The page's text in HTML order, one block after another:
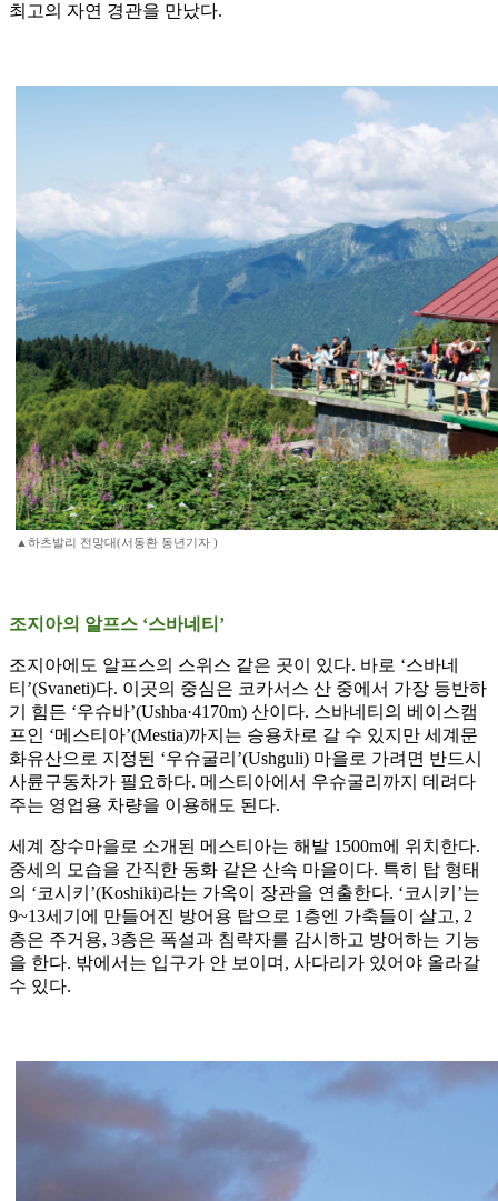
최고의 자연 경관을 만났다.
▲하츠발리 전망대(서동환 동년기자 )
조지아의 알프스 ‘스바네티’
조지아에도 알프스의 스위스 같은 곳이 있다. 바로 ‘스바네
티’(Svaneti)다. 이곳의 중심은 코카서스 산 중에서 가장 등반하
기 힘든 ‘우슈바’(Ushba·4170m) 산이다. 스바네티의 베이스캠
프인 ‘메스티아’(Mestia)까지는 승용차로 갈 수 있지만 세계문
화유산으로 지정된 ‘우슈굴리’(Ushguli) 마을로 가려면 반드시
사륜구동차가 필요하다. 메스티아에서 우슈굴리까지 데려다
주는 영업용 차량을 이용해도 된다.
세계 장수마을로 소개된 메스티아는 해발 1500m에 위치한다.
중세의 모습을 간직한 동화 같은 산속 마을이다. 특히 탑 형태
의 ‘코시키’(Koshiki)라는 가옥이 장관을 연출한다. ‘코시키’는
9~13세기에 만들어진 방어용 탑으로 1층엔 가축들이 살고, 2
층은 주거용, 3층은 폭설과 침략자를 감시하고 방어하는 기능
을 한다. 밖에서는 입구가 안 보이며, 사다리가 있어야 올라갈
수 있다.